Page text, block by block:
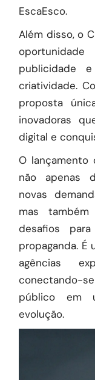
EscaEsco.
Além disso, o
publicidade
criatividade.
proposta
inovadoras
digital e
O lançamento
não apenas
novas
mas
desafios
propaganda. É
agências
conectando-
público em
evolução.